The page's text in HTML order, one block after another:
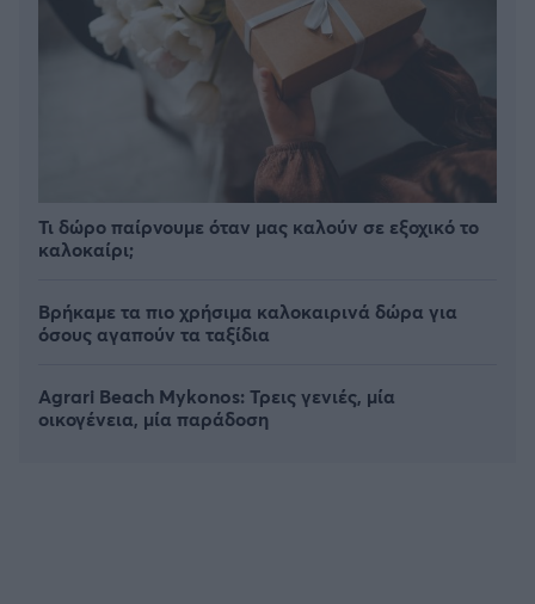
Τι δώρο παίρνουμε όταν μας καλούν σε εξοχικό το
καλοκαίρι;
Βρήκαμε τα πιο χρήσιμα καλοκαιρινά δώρα για
όσους αγαπούν τα ταξίδια
Agrari Beach Mykonos: Τρεις γενιές, μία
οικογένεια, μία παράδοση